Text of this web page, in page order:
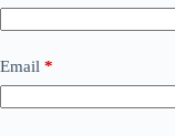
Email *